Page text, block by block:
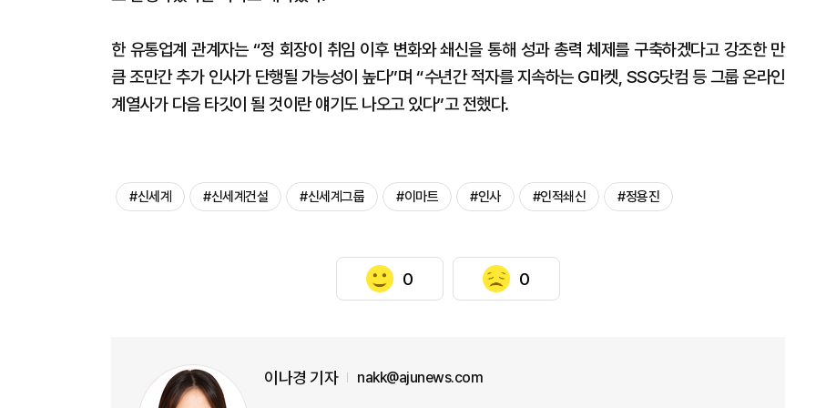
한 유통업계 관계자는 “정 회장이 취임 이후 변화와 쇄신을 통해 성과 총력 체제를 구축하겠다고 강조한 만
큼 조만간 추가 인사가 단행될 가능성이 높다”며 “수년간 적자를 지속하는 G마켓, SSG닷컴 등 그룹 온라인
계열사가 다음 타깃이 될 것이란 얘기도 나오고 있다”고 전했다.
#신세계 #신세계건설 #신세계그룹 #이마트 #인사 #인적쇄신 #정용진
0 0
이나경 기자 nakk@ajunews.com